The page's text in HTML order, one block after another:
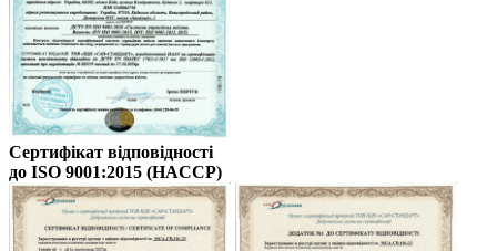
Сертифікат відповідності
до ISO 9001:2015 (HACCP)